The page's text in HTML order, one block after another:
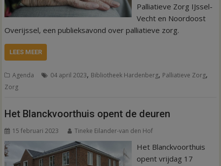
Palliatieve Zorg IJssel-
Vecht en Noordoost
Overijssel, een publieksavond over palliatieve zorg.
LEES MEER
Agenda 04 april 2023, Bibliotheek Hardenberg, Palliatieve Zorg,
Zorg
Het Blanckvoorthuis opent de deuren
15 februari 2023 Tineke Eilander-van den Hof
Het Blanckvoorthuis
opent vrijdag 17